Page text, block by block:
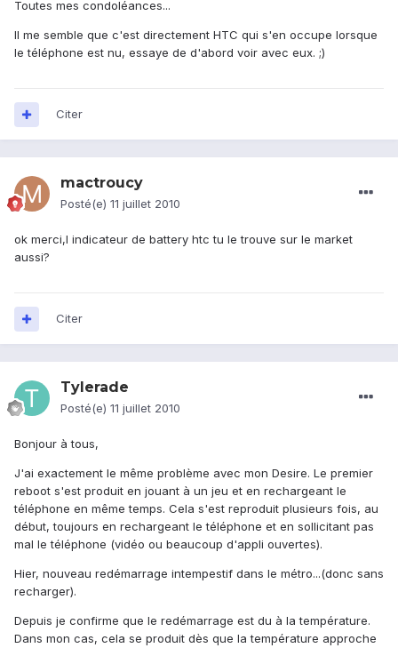
Toutes mes condoléances...
Il me semble que c'est directement HTC qui s'en occupe lorsque
le téléphone est nu, essaye de d'abord voir avec eux. ;)
Citer
mactroucy
Posté(e) 11 juillet 2010
ok merci,l indicateur de battery htc tu le trouve sur le market
aussi?
Citer
Tylerade
Posté(e) 11 juillet 2010
Bonjour à tous,
J'ai exactement le même problème avec mon Desire. Le premier
reboot s'est produit en jouant à un jeu et en rechargeant le
téléphone en même temps. Cela s'est reproduit plusieurs fois, au
début, toujours en rechargeant le téléphone et en sollicitant pas
mal le téléphone (vidéo ou beaucoup d'appli ouvertes).
Hier, nouveau redémarrage intempestif dans le métro...(donc sans
recharger).
Depuis je confirme que le redémarrage est du à la température.
Dans mon cas, cela se produit dès que la température approche